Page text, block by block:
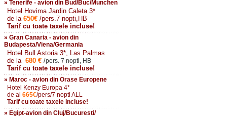
» Tenerife - avion din Bud/Buc/Munchen
Hotel Hovima Jardin Caleta 3*
de la 650€ /pers.7 nopti,HB
Tarif cu toate taxele incluse!
» Gran Canaria - avion din
Budapesta/Viena/Germania
Hotel Bull Astoria 3*, Las Palmas
de la 680 € /pers. 7 nopti, HB
Tarif cu toate taxele incluse!
» Maroc - avion din Orase Europene
Hotel Kenzy Europa 4*
de al 665€/pers/7 nopti ALL
Tarif cu toate taxele incluse!
» Egipt-avion din Cluj/Bucuresti/